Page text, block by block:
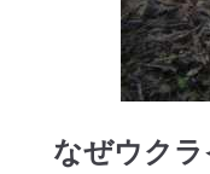
なぜウク